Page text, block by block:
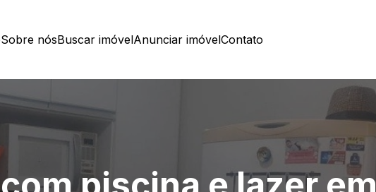
Sobre nósBuscar imóvelAnunciar imóvelContato